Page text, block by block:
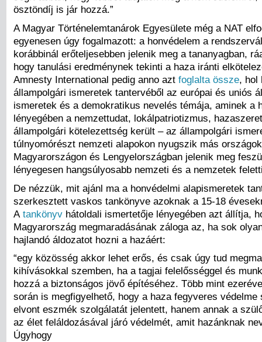
ösztöndíj is jár hozzá.”
A Magyar Történelemtanárok Egyesülete még a NAT
egyenesen úgy fogalmazott: a honvédelem a
korábbinál erőteljesebben jelenik meg a tananyagban,
hogy tanulási eredménynek tekinti a haza iránti
Amnesty International pedig anno azt foglalta össze, hol
állampolgári ismeretek tantervéből az európai és uniós
ismeretek és a demokratikus nevelés témája, aminek a
lényegében a nemzettudat, lokálpatriotizmus,
állampolgári kötelezettség került – az állampolgári
túlnyomórészt nemzeti alapokon nyugszik más
Magyarországon és Lengyelországban jelenik meg
lényegesen hangsúlyosabb nemzeti és a nemzetek
De nézzük, mit ajánl ma a honvédelmi alapismeretek
szerkesztett vaskos tankönyve azoknak a 15-18
A tankönyv hátoldali ismertetője lényegében azt állítja,
Magyarország megmaradásának záloga az, ha sok
hajlandó áldozatot hozni a hazáért:
“egy közösség akkor lehet erős, és csak úgy tud
kihívásokkal szemben, ha a tagjai felelősséggel és
hozzá a biztonságos jövő építéséhez. Több mint
során is megfigyelhető, hogy a haza fegyveres védelme
elvont eszmék szolgálatát jelentett, hanem annak a
az élet feláldozásával járó védelmét, amit hazánknak
Úgyhogy